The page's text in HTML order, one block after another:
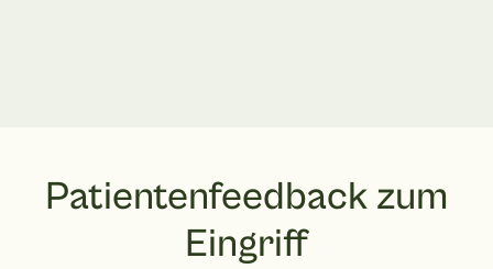
Patientenfeedback zum
Eingriff